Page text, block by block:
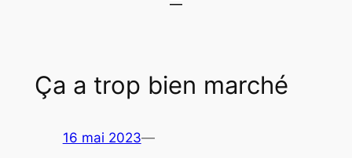
Ça a trop bien marché
16 mai 2023—